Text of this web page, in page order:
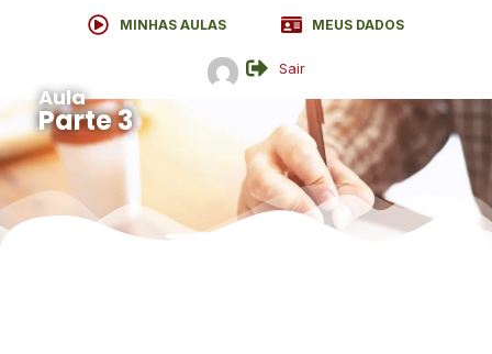
MINHAS AULAS MEUS DADOS
Sair
Aula
Parte 3